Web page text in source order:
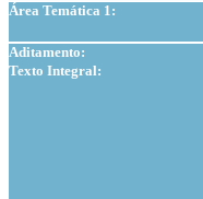
Área Temática 1:
Aditamento:
Texto Integral: